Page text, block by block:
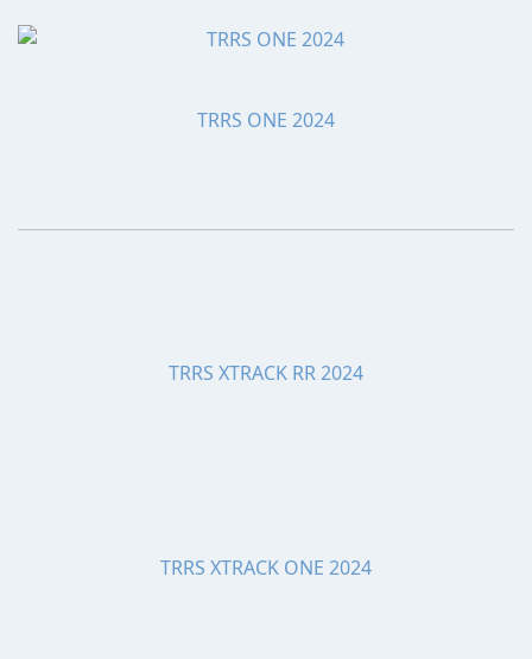
TRRS ONE 2024
TRRS XTRACK RR 2024
TRRS XTRACK ONE 2024